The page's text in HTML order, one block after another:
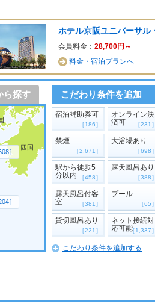
会員料金： 28,700円～
料金・宿泊プランへ
ら探す
］
］
四国
こだわり条件を追加
宿泊補助券可
［186］
オンライン決
済可
［231］
禁煙
［2,671］
大浴場あり
［698］
駅から徒歩5
分以内
［458］
露天風呂あり
［388］
露天風呂付客
室
［381］
プール
［65］
貸切風呂あり
［221］
ネット接続対
応可能［1,337］
こだわり条件を追加する